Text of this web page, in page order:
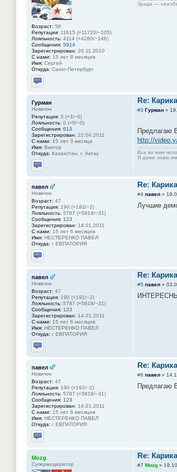
Возраст: 56
Репутация: 11615 (+11720/−105)
Лояльность: 4114 (+4260/−146)
Сообщения: 5914
Зарегистрирован: 20.11.2010
С нами: 15 лет 8 месяцев
Имя: Сергей
Откуда: Санкт-Петербург
Отправить личное сообщение
Зрада —
Гурман
Новичок
Репутация: 3 (+3/−0)
Лояльность: 0 (+0/−0)
Сообщения: 613
Зарегистрирован: 22.04.2011
С нами: 15 лет 3 месяца
Имя: Виктор
Откуда: Казахстан, г. Актау
Отправить личное сообщение
Re:
#3 Гурман »
Предлагаю
http://
Все во имя
Я даже знаю
павел
Новичок
Возраст: 47
Репутация: 190 (+192/−2)
Лояльность: 5787 (+5818/−31)
Сообщения: 123
Зарегистрирован: 14.01.2011
С нами: 15 лет 6 месяцев
Имя: НЕСТЕРЕНКО ПАВЕЛ
Откуда: г ЕВПАТОРИЯ
Отправить личное сообщение
Re:
#4 павел »
Лучшие
павел
Новичок
Возраст: 47
Репутация: 190 (+192/−2)
Лояльность: 5787 (+5818/−31)
Сообщения: 123
Зарегистрирован: 14.01.2011
С нами: 15 лет 6 месяцев
Имя: НЕСТЕРЕНКО ПАВЕЛ
Откуда: г ЕВПАТОРИЯ
Отправить личное сообщение
Re:
#5 павел »
павел
Новичок
Возраст: 47
Репутация: 190 (+192/−2)
Лояльность: 5787 (+5818/−31)
Сообщения: 123
Зарегистрирован: 14.01.2011
С нами: 15 лет 6 месяцев
Имя: НЕСТЕРЕНКО ПАВЕЛ
Откуда: г ЕВПАТОРИЯ
Отправить личное сообщение
Re:
#6 павел »
Предлагаю
Mozg
Супермодератор
Re:
#7 Mozg »